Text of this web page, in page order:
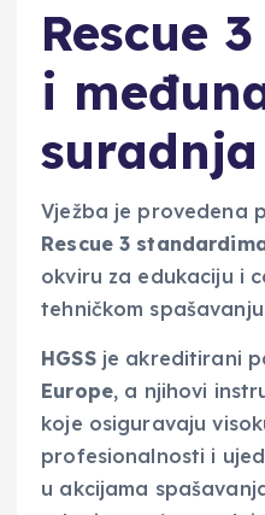
Rescue
i
suradnja
Vježba je provedena
Rescue 3
okviru za edukaciju i
tehničkom
HGSSje akreditirani
Europe, a njihovi
koje osiguravaju
profesionalnosti i
u akcijama